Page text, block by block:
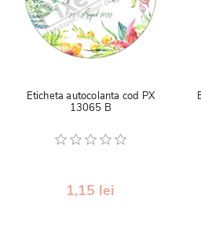
Eticheta autocolanta cod PX
13065 B
1,15 lei